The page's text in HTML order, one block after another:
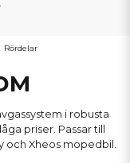
Rördelar
i robusta
priser. Passar till
och Xheos mopedbil.